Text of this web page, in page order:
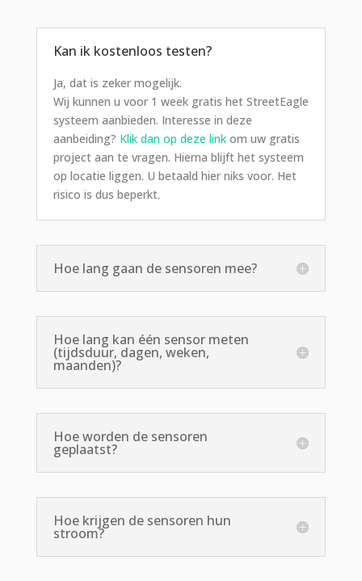
Kan ik kostenloos testen?
Ja, dat is zeker mogelijk.
Wij kunnen u voor 1 week gratis het StreetEagle
systeem aanbieden. Interesse in deze
aanbeiding? Klik dan op deze linkom uw gratis
project aan te vragen. Hierna blijft het systeem
op locatie liggen. U betaald hier niks voor. Het
risico is dus beperkt.
Hoe lang gaan de sensoren mee?
Hoe lang kan één sensor meten
(tijdsduur, dagen, weken,
maanden)?
Hoe worden de sensoren
geplaatst?
Hoe krijgen de sensoren hun
stroom?